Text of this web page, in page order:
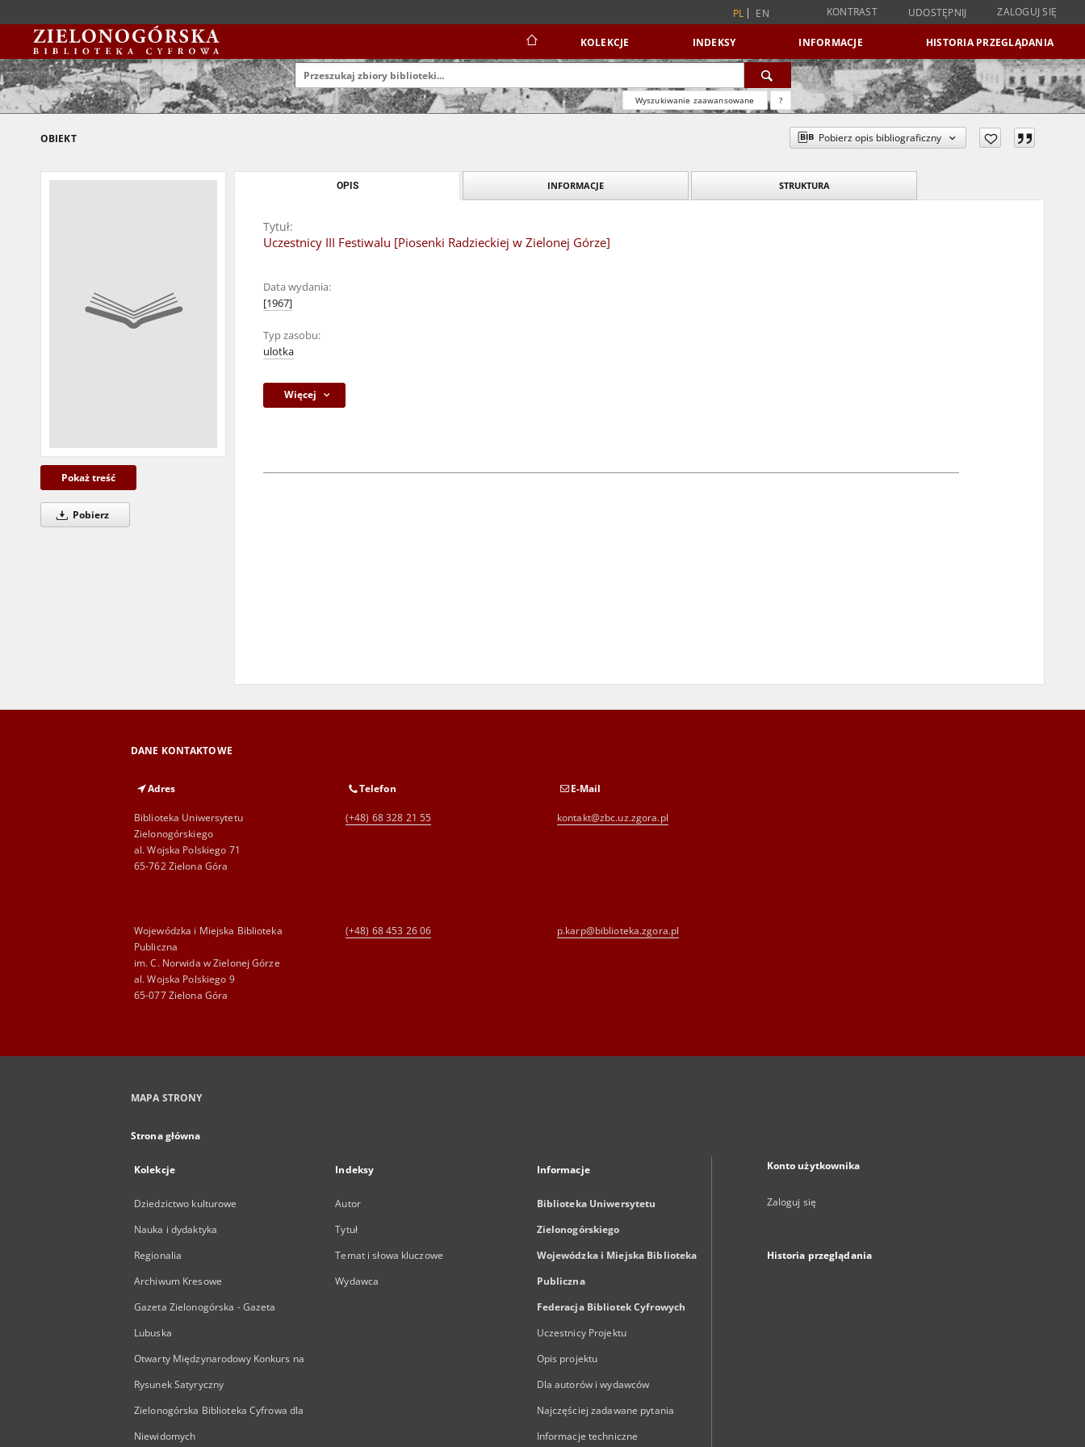
PL EN KONTRAST UDOSTĘPNIJ ZALOGUJ SIĘ
KOLEKCJE INDEKSY INFORMACJE HISTORIA PRZEGLĄDANIA
Wyszukiwanie zaawansowane ?
OBIEKT Pobierz opis bibliograficzny
Pokaż treść
Pobierz
OPIS INFORMACJE STRUKTURA
Tytuł:
Uczestnicy III Festiwalu [Piosenki Radzieckiej w Zielonej Górze]
Data wydania:
[1967]
Typ zasobu:
ulotka
Więcej
DANE KONTAKTOWE
Adres
Biblioteka Uniwersytetu
Zielonogórskiego
al. Wojska Polskiego 71
65-762 Zielona Góra
Telefon
(+48) 68 328 21 55
E-Mail
kontakt@zbc.uz.zgora.pl
Wojewódzka i Miejska Biblioteka
Publiczna
im. C. Norwida w Zielonej Górze
al. Wojska Polskiego 9
65-077 Zielona Góra
(+48) 68 453 26 06 p.karp@biblioteka.zgora.pl
MAPA STRONY
Strona główna
Kolekcje
Dziedzictwo kulturowe
Nauka i dydaktyka
Regionalia
Archiwum Kresowe
Gazeta Zielonogórska - Gazeta
Lubuska
Otwarty Międzynarodowy Konkurs na
Rysunek Satyryczny
Zielonogórska Biblioteka Cyfrowa dla
Niewidomych
Indeksy
Autor
Tytuł
Temat i słowa kluczowe
Wydawca
Informacje
Biblioteka Uniwersytetu
Zielonogórskiego
Wojewódzka i Miejska Biblioteka
Publiczna
Federacja Bibliotek Cyfrowych
Uczestnicy Projektu
Opis projektu
Dla autorów i wydawców
Najczęściej zadawane pytania
Informacje techniczne
Konto użytkownika
Zaloguj się
Historia przeglądania